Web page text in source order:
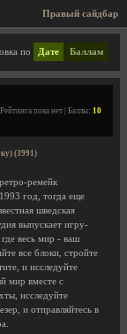
Правый сайдбар
по Дате Баллам
Рейтинга пока нет | Баллы: 10
(3991)
ремейк
1993 год, тогда еще
шведская
выпускает игру-
весь мир - ваш
все блоки, стройте
и исследуйте
мир вместе с
исследуйте
и отправляйтесь в